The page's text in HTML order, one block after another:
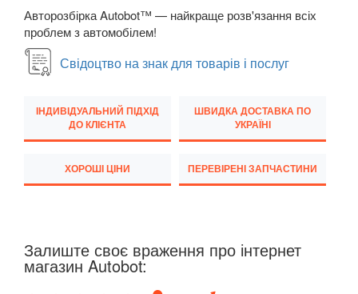
Q8 I
TT I (8N3, 8N9)
TT III (FV3, FV9)
CITROEN keyboard_arrow_down
FORD
Авторозбірка Autobot™ — найкраще розв'язання всіх
проблем з автомобілем!
Свідоцтво на знак для товарів і послуг
ІНДИВІДУАЛЬНИЙ ПІДХІД
ДО КЛІЄНТА
ШВИДКА ДОСТАВКА ПО
УКРАЇНІ
ХОРОШІ ЦІНИ ПЕРЕВІРЕНІ ЗАПЧАСТИНИ
Залиште своє враження про інтернет
магазин Autobot: